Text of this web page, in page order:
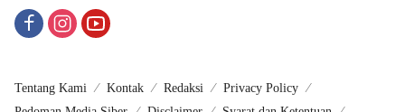
Tentang Kami Kontak Redaksi
Privacy Policy